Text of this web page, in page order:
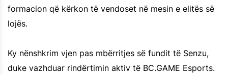
formacion që kërkon të vendoset në mesin e elitës së
lojës.
Ky nënshkrim vjen pas mbërritjes së fundit të Senzu,
duke vazhduar rindërtimin aktiv të BC.GAME Esports.